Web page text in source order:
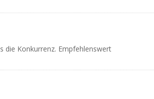
die Konkurrenz. Empfehlenswert